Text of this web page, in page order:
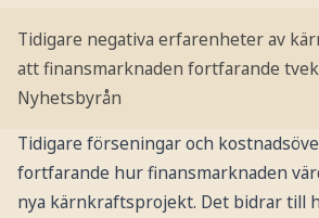
Tidigare negativa erfarenheter av
att finansmarknaden fortfarande
Nyhetsbyrån
Tidigare förseningar och
fortfarande hur finansmarknaden
nya kärnkraftsprojekt. Det bidrar till